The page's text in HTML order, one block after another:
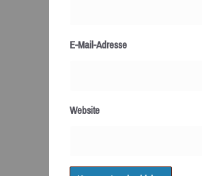
E-Mail-Adresse
Website